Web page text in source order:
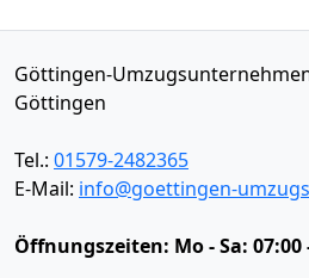
Göttingen-
Göttingen
Tel.: 01579-2482365
E-Mail: info@goettingen-
Öffnungszeiten: Mo - Sa: